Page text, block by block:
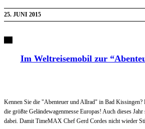
25. JUNI 2015
Im Weltreisemobil zur
Kennen Sie die "Abenteuer und Allrad" in Bad
die größte Geländewagenmesse Europas! Auch dieses
dabei. Damit TimeMAX Chef Gerd Cordes nicht wieder